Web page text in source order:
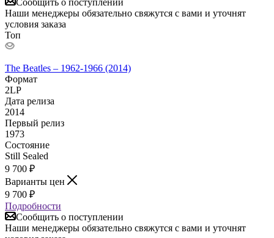
Наши менеджеры обязательно свяжутся с вами и уточнят
условия заказа
Топ
The Beatles – 1962-1966 (2014)
Формат
2LP
Дата релиза
2014
Первый релиз
1973
Состояние
Still Sealed
9 700 ₽
Варианты цен
9 700 ₽
Подробности
Сообщить о поступлении
Наши менеджеры обязательно свяжутся с вами и уточнят